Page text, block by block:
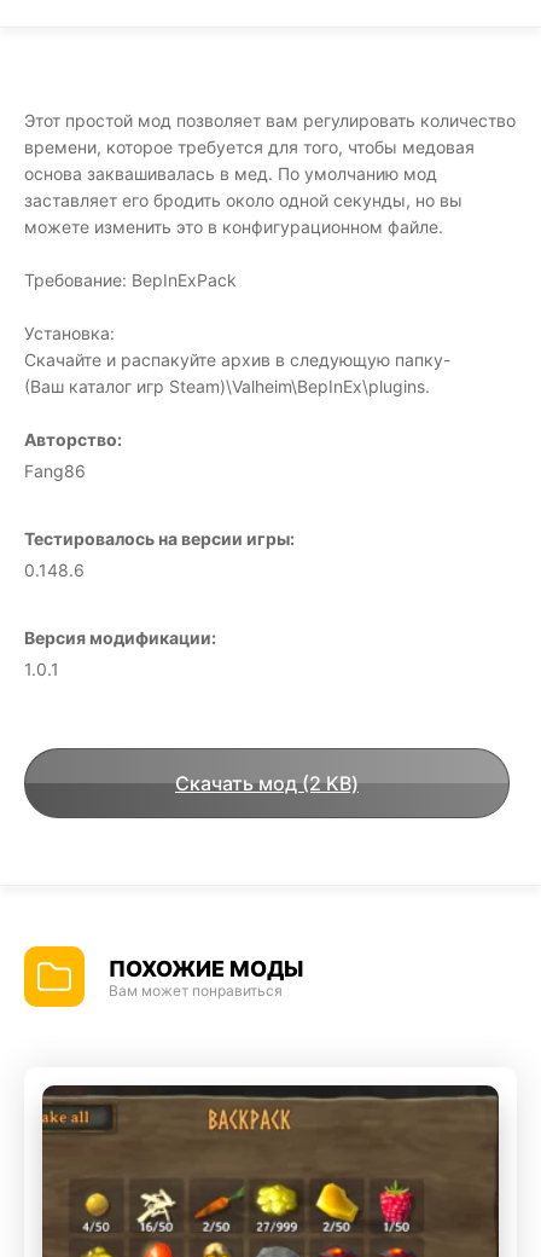
Этот простой мод позволяет вам регулировать количество
времени, которое требуется для того, чтобы медовая
основа заквашивалась в мед. По умолчанию мод
заставляет его бродить около одной секунды, но вы
можете изменить это в конфигурационном файле.
Требование: BepInExPack
Установка:
Скачайте и распакуйте архив в следующую папку-
(Ваш каталог игр Steam)\Valheim\BepInEx\plugins.
Авторство:
Fang86
Тестировалось на версии игры:
0.148.6
Версия модификации:
1.0.1
Скачать мод (2 KB)
ПОХОЖИЕ МОДЫ
Вам может понравиться